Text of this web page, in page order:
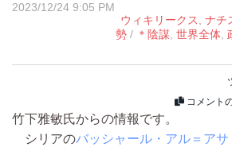
2023/12/24 9:05 PM
ウィキリークス, ナチ
勢 / ＊陰謀, 世界全体,
コメント
竹下雅敏氏からの情報です。
シリアのバッシャール・アル＝アサ